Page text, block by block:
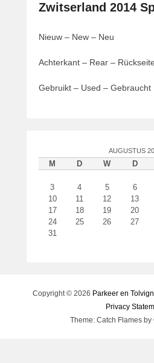
Zwitserland 2014
e
l
a
p
1
r
Nieuw – New – Neu
Achterkant – Rear – Rückseite
Gebruikt – Used – Gebraucht
AUGUSTUS
M D W D
3
4 5 6
10
11 12 13
17
18 19 20
24
25 26 27
31
Copyright © 2026 Parkeer en
Privacy
Theme: Catch Flames by